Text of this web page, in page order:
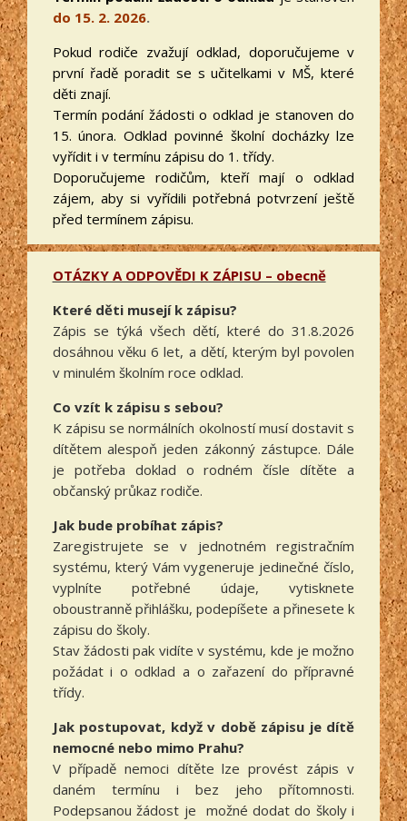
do 15. 2. 2026.
Pokud rodiče zvažují odklad, doporučujeme v
první řadě poradit se s učitelkami v MŠ, které
děti znají.
Termín podání žádosti o odklad je stanoven do
15. února. Odklad povinné školní docházky lze
vyřídit i v termínu zápisu do 1. třídy.
Doporučujeme rodičům, kteří mají o odklad
zájem, aby si vyřídili potřebná potvrzení ještě
před termínem zápisu.
OTÁZKY A ODPOVĚDI K ZÁPISU – obecně
Které děti musejí k zápisu?
Zápis se týká všech dětí, které do 31.8.2026
dosáhnou věku 6 let, a dětí, kterým byl povolen
v minulém školním roce odklad.
Co vzít k zápisu s sebou?
K zápisu se normálních okolností musí dostavit s
dítětem alespoň jeden zákonný zástupce. Dále
je potřeba doklad o rodném čísle dítěte a
občanský průkaz rodiče.
Jak bude probíhat zápis?
Zaregistrujete se v jednotném registračním
systému, který Vám vygeneruje jedinečné číslo,
vyplníte potřebné údaje, vytisknete
oboustranně přihlášku, podepíšete a přinesete k
zápisu do školy.
Stav žádosti pak vidíte v systému, kde je možno
požádat i o odklad a o zařazení do přípravné
třídy.
Jak postupovat, když v době zápisu je dítě
nemocné nebo mimo Prahu?
V případě nemoci dítěte lze provést zápis v
daném termínu i bez jeho přítomnosti.
Podepsanou žádost je možné dodat do školy i